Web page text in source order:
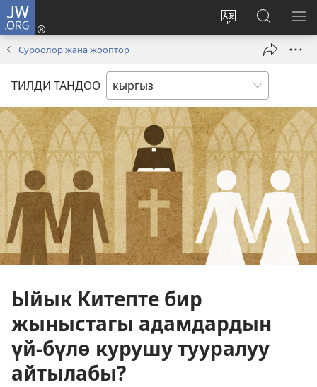
JW.ORG
Башка
тандоо
Кирүү
(жаңы
JW.ORG
сайтынан
издөө
Суроолор жана жооптор
ТИЛДИ ТАНДОО
Ыйык Китепте бир
жыныстагы адамдардын
үй-бүлө курушу тууралуу
айтылабы?